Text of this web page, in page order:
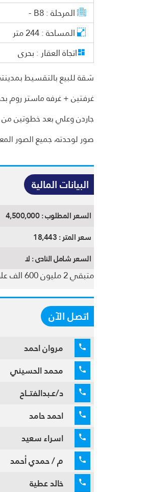
المرحلة :B8 -
المساحة :244متر
اتجاة العقار :بحرى
جاردن وعلي بعد خطوتين من
صور لوحدته، جميع الصور
البيانات المالية
السعر المطلوب :4,500,000
سعر المتر :
السعر شامل النادى :لا
متبقي 2 مليون 600 الف على 5 سنوات ,, فيها مستاجر لشهر 8 2023 بقيمة ايجار 11 الف
اتصل الآن
مروان احمد
محمد الحسيني
د/عـبدالفتــاح
احمد حامد
اسراء سعيد
م / حمدي أحمد
خالد عطية